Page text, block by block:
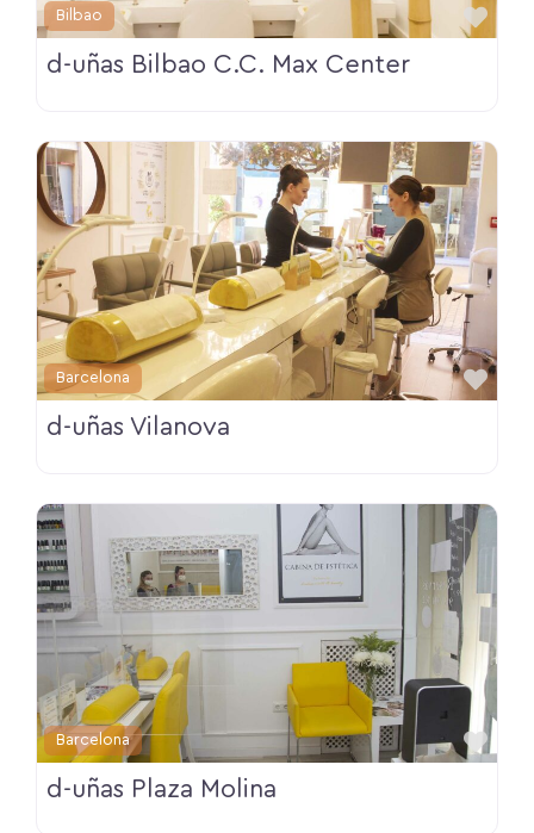
Bilbao
d-uñas Bilbao C.C. Max Center
Barcelona
d-uñas Vilanova
Barcelona
d-uñas Plaza Molina